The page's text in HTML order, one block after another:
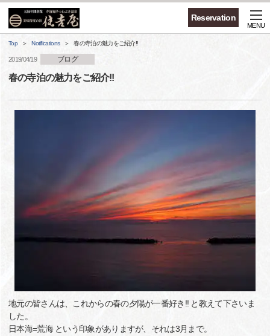
Reservation
MENU
Top Notifications 春の寺泊の魅力をご紹介!!
2019/04/19 ブログ
春の寺泊の魅力をご紹介!!
地元の皆さんは、これからの春の夕陽が一番好き!! と教えて下さいま
した。
日本海=荒海 という印象がありますが、それは3月まで。